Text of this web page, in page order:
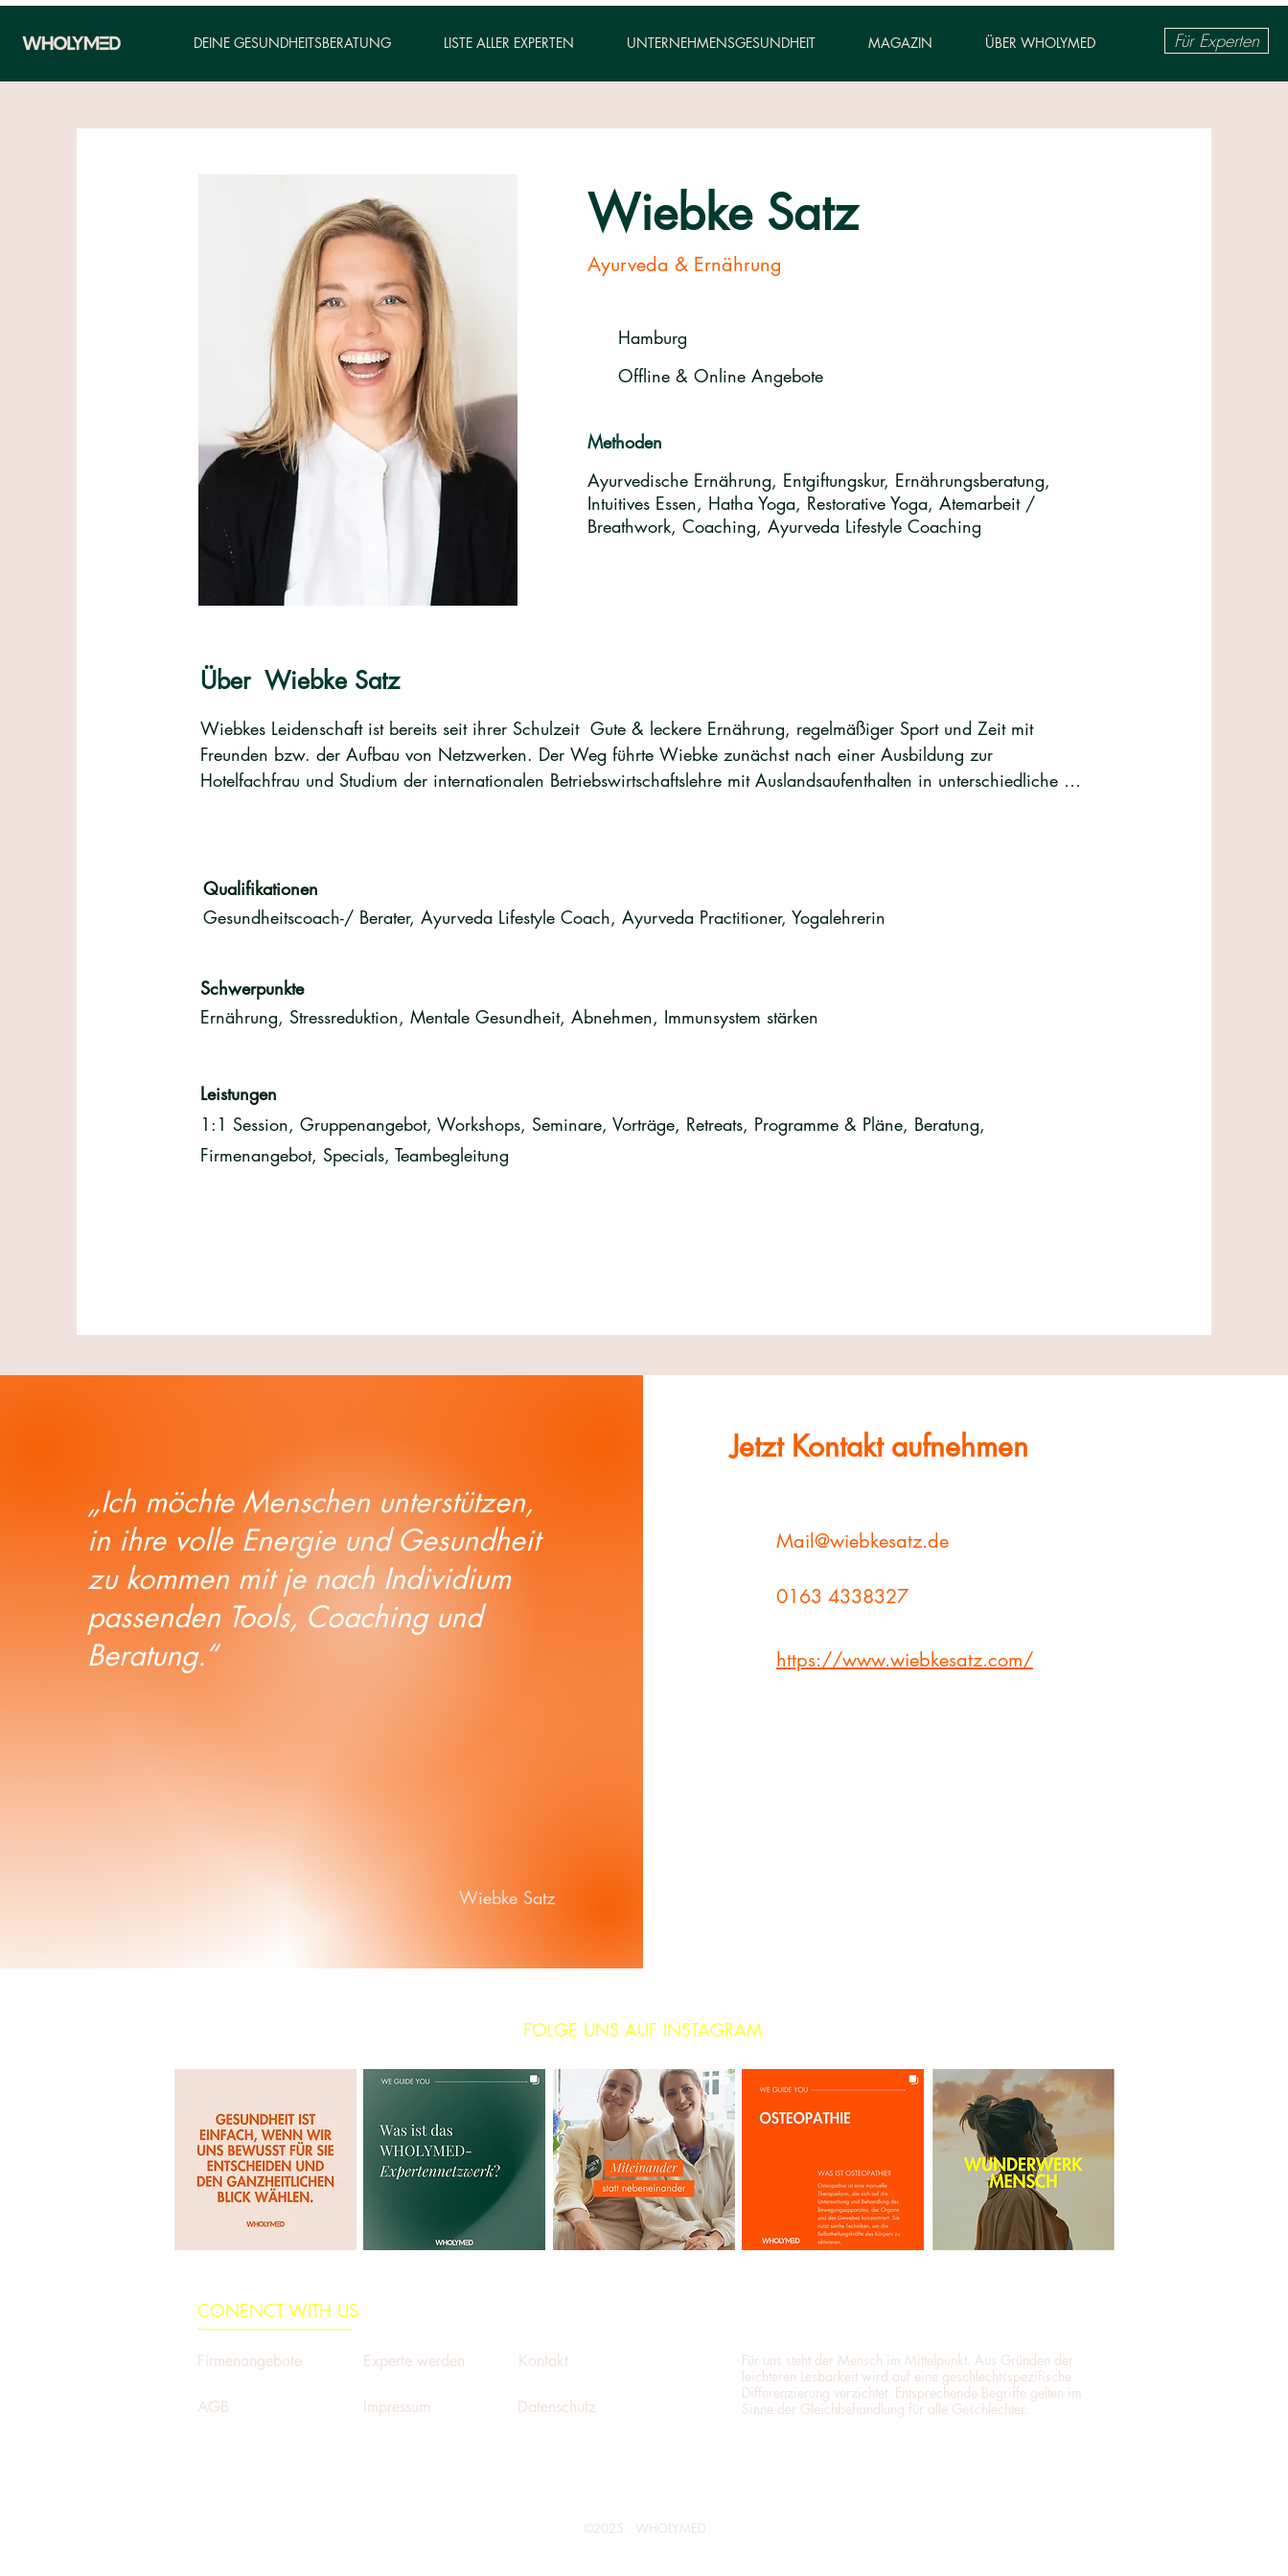
DEINE GESUNDHEITSBERATUNG LISTE ALLER EXPERTEN UNTERNEHMENSGESUNDHEIT MAGAZIN ÜBER WHOLYMED Für Experten
Wiebke Satz
Ayurveda & Ernährung
Hamburg
Offline & Online Angebote
Methoden
Ayurvedische Ernährung, Entgiftungskur, Ernährungsberatung,
Intuitives Essen, Hatha Yoga, Restorative Yoga, Atemarbeit /
Breathwork, Coaching, Ayurveda Lifestyle Coaching
Über Wiebke Satz
Wiebkes Leidenschaft ist bereits seit ihrer Schulzeit  Gute & leckere Ernährung, regelmäßiger Sport und Zeit mit
Freunden bzw. der Aufbau von Netzwerken. Der Weg führte Wiebke zunächst nach einer Ausbildung zur
Hotelfachfrau und Studium der internationalen Betriebswirtschaftslehre mit Auslandsaufenthalten in unterschiedliche
Qualifikationen
Gesundheitscoach-/ Berater, Ayurveda Lifestyle Coach, Ayurveda Practitioner, Yogalehrerin
Schwerpunkte
Ernährung, Stressreduktion, Mentale Gesundheit, Abnehmen, Immunsystem stärken
Leistungen
1:1 Session, Gruppenangebot, Workshops, Seminare, Vorträge, Retreats, Programme & Pläne, Beratung,
Firmenangebot, Specials, Teambegleitung
„Ich möchte Menschen unterstützen,
in ihre volle Energie und Gesundheit
zu kommen mit je nach Individium
passenden Tools, Coaching und
Beratung.“
Wiebke Satz
Jetzt Kontakt aufnehmen
Mail@wiebkesatz.de
0163 4338327
https://www.wiebkesatz.com/
FOLGE UNS AUF INSTAGRAM
CONENCT WITH US
Firmenangebote Experte werden Kontakt
AGB Impressum Datenschutz
Für uns steht der Mensch im Mittelpunkt. Aus Gründen der
leichteren Lesbarkeit wird auf eine geschlechtsspezifische
Differenzierung verzichtet. Entsprechende Begriffe gelten im
Sinne der Gleichbehandlung für alle Geschlechter.
©2025 · WHOLYMED